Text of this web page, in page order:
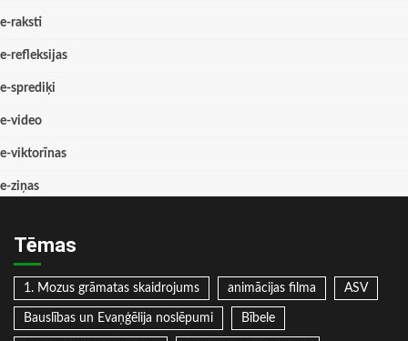
e-raksti
e-refleksijas
e-sprediķi
e-video
e-viktorīnas
e-ziņas
Tēmas
1. Mozus grāmatas skaidrojums animācijas filma ASV
Bauslības un Evaņģēlija noslēpumi Bībele